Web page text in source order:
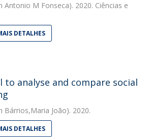
Antonio M Fonseca). 2020. Ciências e
DETALHES
to analyse and compare social
Bárrios,Maria João). 2020.
DETALHES